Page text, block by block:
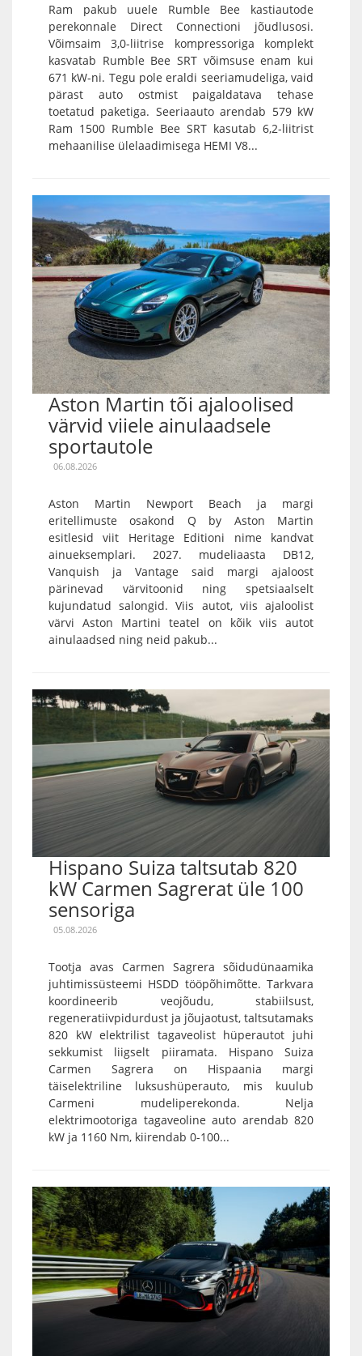
Ram pakub uuele Rumble Bee kastiautode
perekonnale Direct Connectioni jõudlusosi.
Võimsaim 3,0-liitrise kompressoriga komplekt
kasvatab Rumble Bee SRT võimsuse enam kui
671 kW-ni. Tegu pole eraldi seeriamudeliga, vaid
pärast auto ostmist paigaldatava tehase
toetatud paketiga. Seeriaauto arendab 579 kW
Ram 1500 Rumble Bee SRT kasutab 6,2-liitrist
mehaanilise ülelaadimisega HEMI V8...
Aston Martin tõi ajaloolised
värvid viiele ainulaadsele
sportautole
06.08.2026
Aston Martin Newport Beach ja margi
eritellimuste osakond Q by Aston Martin
esitlesid viit Heritage Editioni nime kandvat
ainueksemplari. 2027. mudeliaasta DB12,
Vanquish ja Vantage said margi ajaloost
pärinevad värvitoonid ning spetsiaalselt
kujundatud salongid. Viis autot, viis ajaloolist
värvi Aston Martini teatel on kõik viis autot
ainulaadsed ning neid pakub...
Hispano Suiza taltsutab 820
kW Carmen Sagrerat üle 100
sensoriga
05.08.2026
Tootja avas Carmen Sagrera sõidudünaamika
juhtimissüsteemi HSDD tööpõhimõtte. Tarkvara
koordineerib veojõudu, stabiilsust,
regeneratiivpidurdust ja jõujaotust, taltsutamaks
820 kW elektrilist tagaveolist hüperautot juhi
sekkumist liigselt piiramata. Hispano Suiza
Carmen Sagrera on Hispaania margi
täiselektriline luksushüperauto, mis kuulub
Carmeni mudeliperekonda. Nelja
elektrimootoriga tagaveoline auto arendab 820
kW ja 1160 Nm, kiirendab 0-100...